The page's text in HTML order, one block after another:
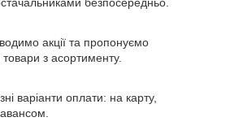
безпосередньо.
акції та пропонуємо
товари з асортименту.
варіанти оплати: на карту,